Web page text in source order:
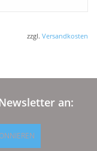
zzgl. Versandkosten
an: